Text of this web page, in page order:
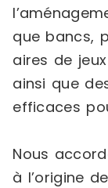
que bancs,
aires de
ainsi que
efficaces
Nous
à l’origine